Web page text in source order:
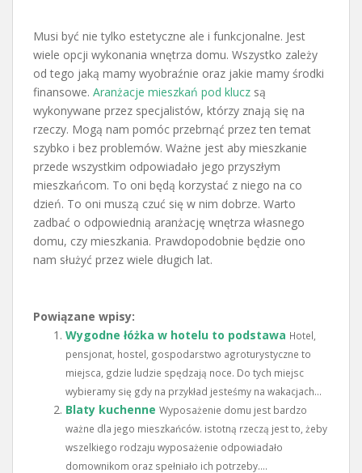
Musi być nie tylko estetyczne ale i funkcjonalne. Jest
wiele opcji wykonania wnętrza domu. Wszystko zależy
od tego jaką mamy wyobraźnie oraz jakie mamy środki
finansowe. Aranżacje mieszkań pod klucz są
wykonywane przez specjalistów, którzy znają się na
rzeczy. Mogą nam pomóc przebrnąć przez ten temat
szybko i bez problemów. Ważne jest aby mieszkanie
przede wszystkim odpowiadało jego przyszłym
mieszkańcom. To oni będą korzystać z niego na co
dzień. To oni muszą czuć się w nim dobrze. Warto
zadbać o odpowiednią aranżację wnętrza własnego
domu, czy mieszkania. Prawdopodobnie będzie ono
nam służyć przez wiele długich lat.
Powiązane wpisy:
Wygodne łóżka w hotelu to podstawa Hotel,
pensjonat, hostel, gospodarstwo agroturystyczne to
miejsca, gdzie ludzie spędzają noce. Do tych miejsc
wybieramy się gdy na przykład jesteśmy na wakacjach...
Blaty kuchenne Wyposażenie domu jest bardzo
ważne dla jego mieszkańców. istotną rzeczą jest to, żeby
wszelkiego rodzaju wyposażenie odpowiadało
domownikom oraz spełniało ich potrzeby....